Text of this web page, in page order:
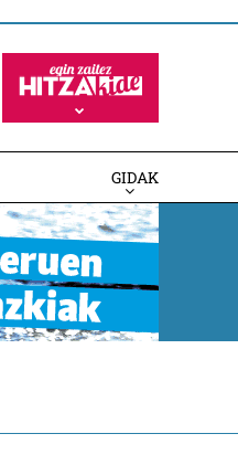
GIDAK